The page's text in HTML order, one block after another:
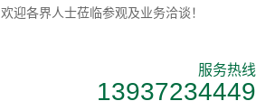
迎各界人士莅临参观及业务洽谈！
服务热线
13937234449